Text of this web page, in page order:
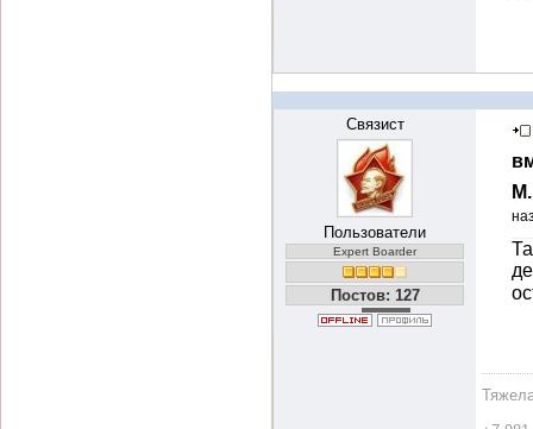
Связист
Пользователи
Expert Boarder
Постов: 127